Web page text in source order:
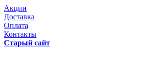
Акции
Доставка
Оплата
Контакты
Старый сайт